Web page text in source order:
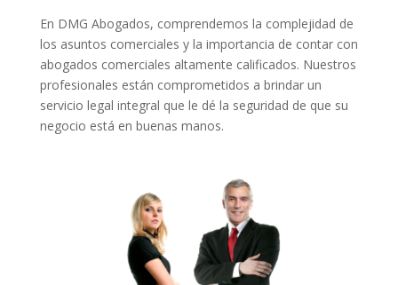
En DMG Abogados, comprendemos la complejidad de
los asuntos comerciales y la importancia de contar con
abogados comerciales altamente calificados. Nuestros
profesionales están comprometidos a brindar un
servicio legal integral que le dé la seguridad de que su
negocio está en buenas manos.